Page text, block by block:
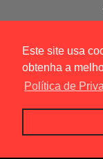
Este site usa
obtenha a
Política de